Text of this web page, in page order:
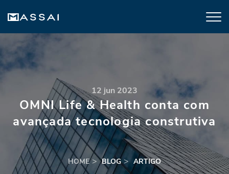
12 jun 2023
OMNI Life & Health conta com
avançada tecnologia construtiva
HOME BLOG ARTIGO